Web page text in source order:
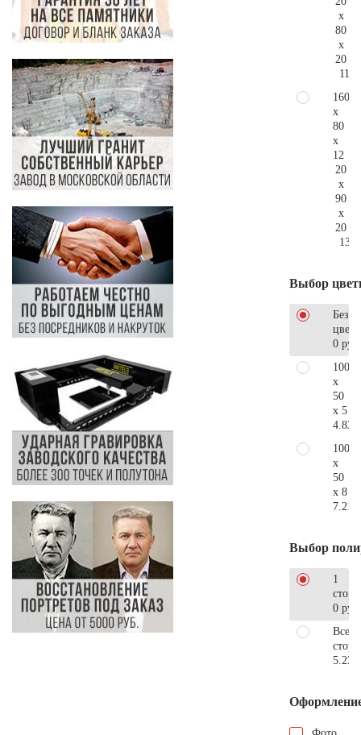
x
80
x
20
160
x
80
x
12
20
x
90
x
20
Выбор
Без
0 руб.
100
x
50
x 5
100
x
50
x 8
Выбор
1
0 руб.
Все